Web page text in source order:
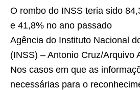
O rombo do INSS teria sido
e 41,8% no ano passado
Agência do Instituto Nacional
(INSS) – Antonio Cruz/Arquivo
Nos casos em que as
necessárias para o